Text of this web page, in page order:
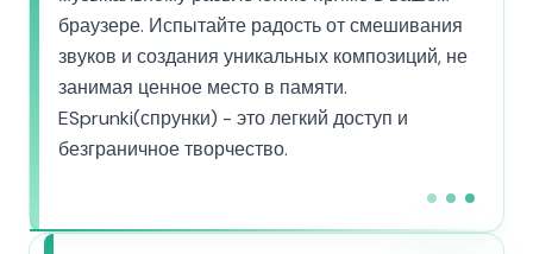
браузере. Испытайте радость от смешивания
звуков и создания уникальных композиций, не
занимая ценное место в памяти.
ESprunki(спрунки) - это легкий доступ и
безграничное творчество.